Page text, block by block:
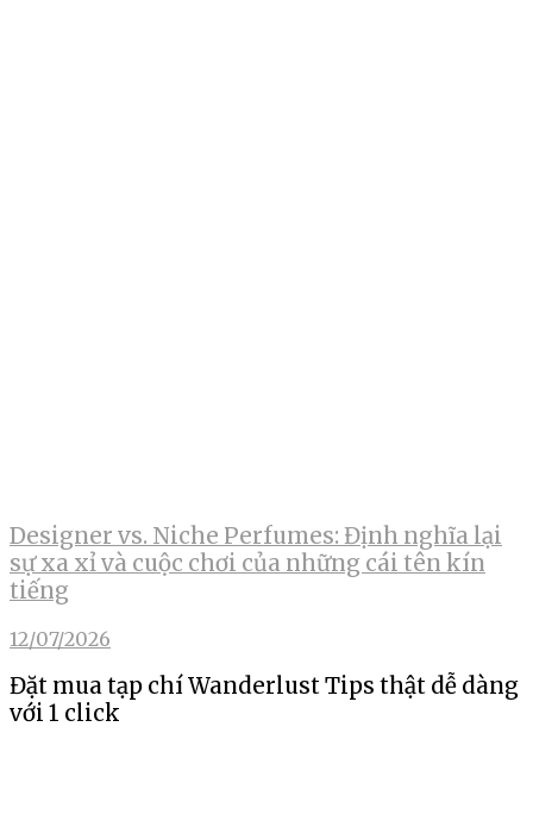
Designer vs. Niche Perfumes: Định nghĩa lại
sự xa xỉ và cuộc chơi của những cái tên kín
tiếng
12/07/2026
Đặt mua tạp chí Wanderlust Tips thật dễ dàng
với 1 click